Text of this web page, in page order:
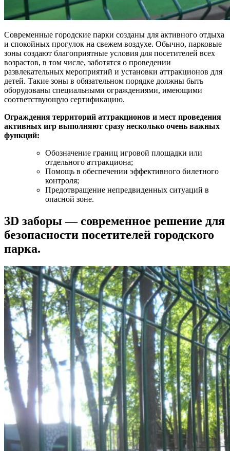
Современные городские парки созданы для активного отдыха
и спокойных прогулок на свежем воздухе. Обычно, парковые
зоны создают благоприятные условия для посетителей всех
возрастов, в том числе, заботятся о проведении
развлекательных мероприятий и установки аттракционов для
детей. Такие зоны в обязательном порядке должны быть
оборудованы специальными ограждениями, имеющими
соответствующую сертификацию.
Ограждения территорий аттракционов и мест проведения
активных игр выполняют сразу несколько очень важных
функций:
Обозначение границ игровой площадки или
отдельного аттракциона;
Помощь в обеспечении эффективного билетного
контроля;
Предотвращение непредвиденных ситуаций в
опасной зоне.
3D заборы — современное решение для
безопасности посетителей городского
парка.